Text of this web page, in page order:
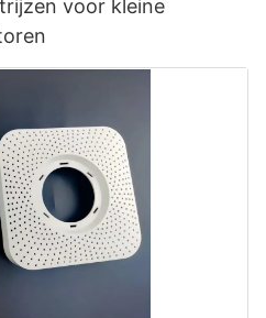
voor kleine